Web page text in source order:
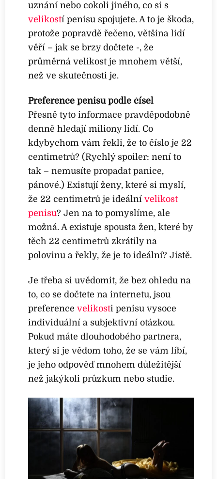
uznání nebo cokoli jiného, co si s
velikostí penisu spojujete. A to je škoda,
protože popravdě řečeno, většina lidí
věří – jak se brzy dočtete -, že
průměrná velikost je mnohem větší,
než ve skutečnosti je.
Preference penisu podle čísel
Přesně tyto informace pravděpodobně
denně hledají miliony lidí. Co
kdybychom vám řekli, že to číslo je 22
centimetrů? (Rychlý spoiler: není to
tak – nemusíte propadat panice,
pánové.) Existují ženy, které si myslí,
že 22 centimetrů je ideálnívelikost
penisu? Jen na to pomyslíme, ale
možná. A existuje spousta žen, které by
těch 22 centimetrů zkrátily na
polovinu a řekly, že je to ideální? Jistě.
Je třeba si uvědomit, že bez ohledu na
to, co se dočtete na internetu, jsou
preferencevelikosti penisu vysoce
individuální a subjektivní otázkou.
Pokud máte dlouhodobého partnera,
který si je vědom toho, že se vám líbí,
je jeho odpověď mnohem důležitější
než jakýkoli průzkum nebo studie.